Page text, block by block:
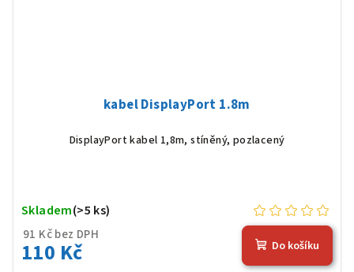
kabel DisplayPort 1.8m
DisplayPort kabel 1,8m, stíněný, pozlacený
91 Kč bez DPH
110 Kč
Skladem(>5 ks)
Do košíku